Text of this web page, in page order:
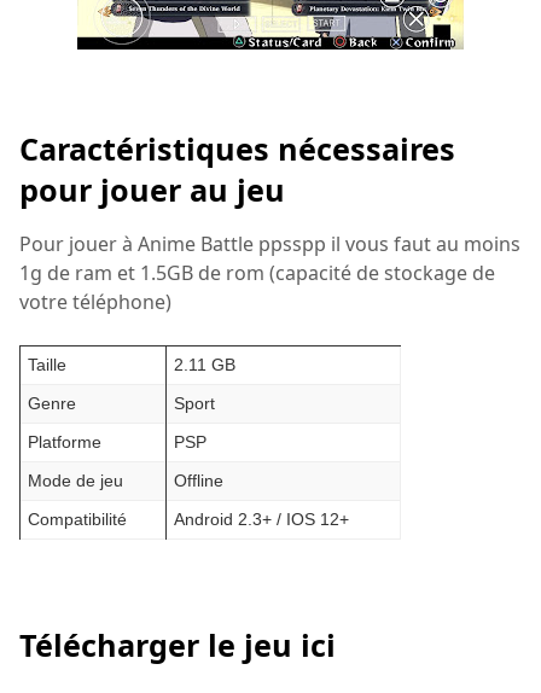
Caractéristiques nécessaires
pour jouer au jeu
Pour jouer à Anime Battle ppsspp il vous faut au moins
1g de ram et 1.5GB de rom (capacité de stockage de
votre téléphone)
Taille
2.11 GB
Genre
Sport
Platforme
PSP
Mode de jeu
Offline
Compatibilité
Android 2.3+ / IOS 12+
Télécharger le jeu ici